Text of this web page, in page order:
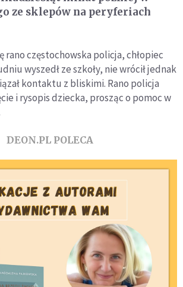
ze sklepów na peryferiach
rano częstochowska policja, chłopiec
wyszedł ze szkoły, nie wrócił jednak
kontaktu z bliskimi. Rano policja
i rysopis dziecka, prosząc o pomoc w
DEON.PL POLECA